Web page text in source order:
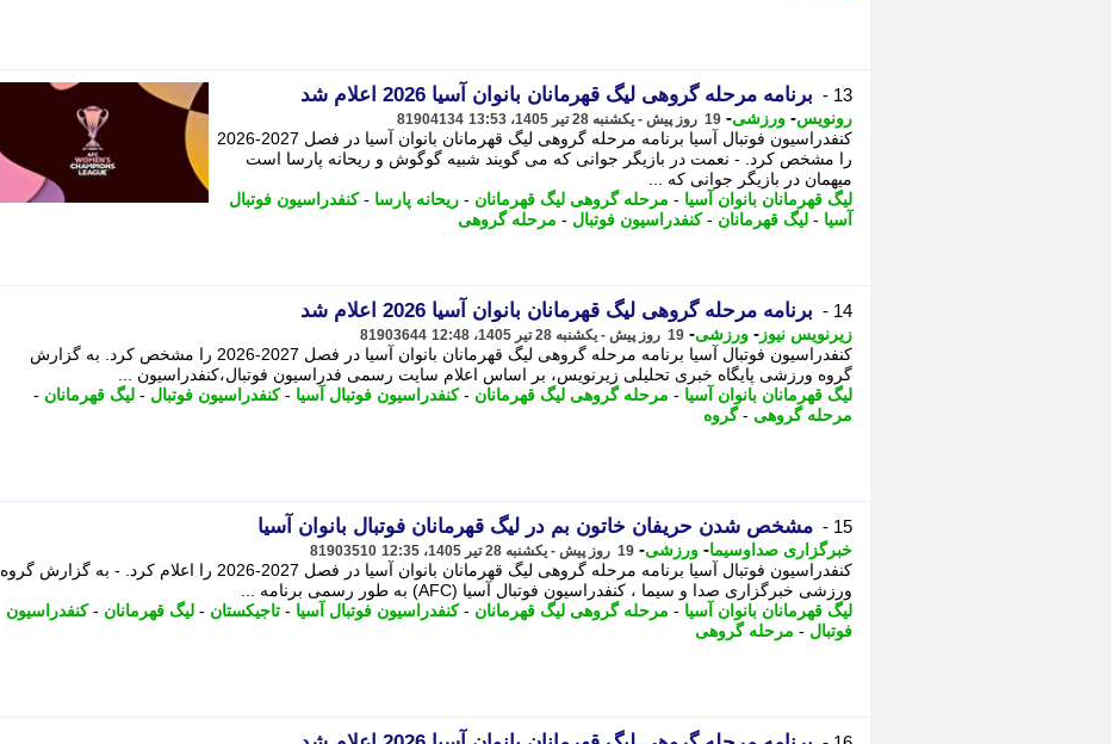
13 - برنامه مرحله گروهی لیگ قهرمانان بانوان آسیا 2026 اعلام شد
رونویس- ورزشی- 19 روز پیش - یکشنبه 28 تیر 1405، 13:53 81904134
کنفدراسیون فوتبال آسیا برنامه مرحله گروهی لیگ قهرمانان بانوان آسیا در فصل 2027-2026
را مشخص کرد. - نعمت در بازیگر جوانی که می گویند شبیه گوگوش و ریحانه پارسا است
میهمان در بازیگر جوانی که ...
لیگ قهرمانان بانوان آسیا - مرحله گروهی لیگ قهرمانان - ریحانه پارسا -کنفدراسیون فوتبال
آسیا - لیگ قهرمانان -کنفدراسیون فوتبال - مرحله گروهی
14 - برنامه مرحله گروهی لیگ قهرمانان بانوان آسیا 2026 اعلام شد
زیرنویس نیوز - ورزشی- 19 روز پیش - یکشنبه 28 تیر 1405، 12:48 81903644
کنفدراسیون فوتبال آسیا برنامه مرحله گروهی لیگ قهرمانان بانوان آسیا در فصل 2027-2026 را مشخص کرد. به گزارش
گروه ورزشی پایگاه خبری تحلیلی زیرنویس، بر اساس اعلام سایت رسمی فدراسیون فوتبال،کنفدراسیون ...
لیگ قهرمانان بانوان آسیا - مرحله گروهی لیگ قهرمانان -کنفدراسیون فوتبال آسیا -کنفدراسیون فوتبال - لیگ قهرمانان -
مرحله گروهی -گروه
15 - مشخص شدن حریفان خاتون بم در لیگ قهرمانان فوتبال بانوان آسیا
خبرگزاری صداوسیما- ورزشی- 19 روز پیش - یکشنبه 28 تیر 1405، 12:35 81903510
کنفدراسیون فوتبال آسیا برنامه مرحله گروهی لیگ قهرمانان بانوان آسیا در فصل 2027-2026 را اعلام کرد. - به گزارش گروه
ورزشی خبرگزاری صدا و سیما ، کنفدراسیون فوتبال آسیا (AFC) به طور رسمی برنامه ...
لیگ قهرمانان بانوان آسیا - مرحله گروهی لیگ قهرمانان -کنفدراسیون فوتبال آسیا - تاجیکستان - لیگ قهرمانان -کنفدراسیون
فوتبال - مرحله گروهی